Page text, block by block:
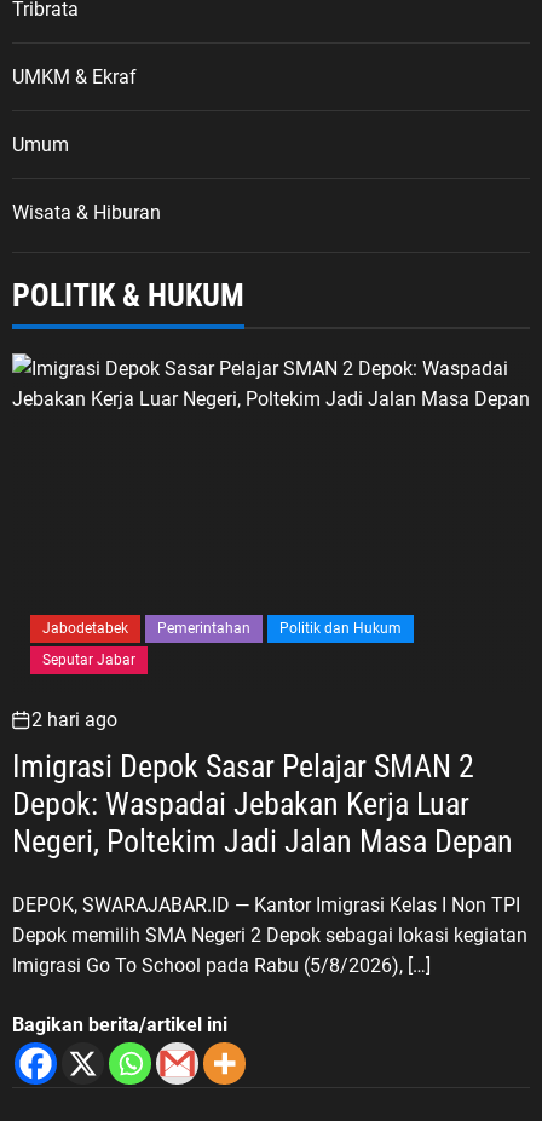
Tribrata
UMKM & Ekraf
Umum
Wisata & Hiburan
POLITIK & HUKUM
Jabodetabek Pemerintahan
Politik dan Hukum
Seputar Jabar
2 hari ago
Imigrasi Depok Sasar Pelajar SMAN 2
Depok: Waspadai Jebakan Kerja Luar
DEPOK, SWARAJABAR.ID — Kantor Imigrasi Kelas I Non TPI
Depok memilih SMA Negeri 2 Depok sebagai lokasi kegiatan
Imigrasi Go To School pada Rabu (5/8/2026), […]
Bagikan berita/artikel ini